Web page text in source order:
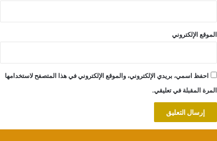
الموقع الإلكتروني
احفظ اسمي، بريدي الإلكتروني، والموقع الإلكتروني في هذا المتصفح لاستخدامها
المرة المقبلة في تعليقي.